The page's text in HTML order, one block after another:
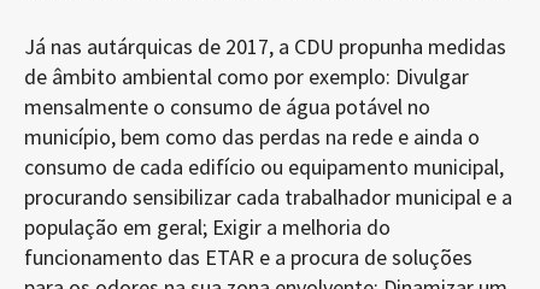
Já nas autárquicas de 2017, a CDU propunha medidas
de âmbito ambiental como por exemplo: Divulgar
mensalmente o consumo de água potável no
município, bem como das perdas na rede e ainda o
consumo de cada edifício ou equipamento municipal,
procurando sensibilizar cada trabalhador municipal e a
população em geral; Exigir a melhoria do
funcionamento das ETAR e a procura de soluções